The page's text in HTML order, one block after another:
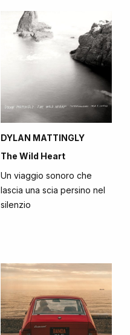
DYLAN MATTINGLY
The Wild Heart
Un viaggio sonoro che
lascia una scia persino nel
silenzio